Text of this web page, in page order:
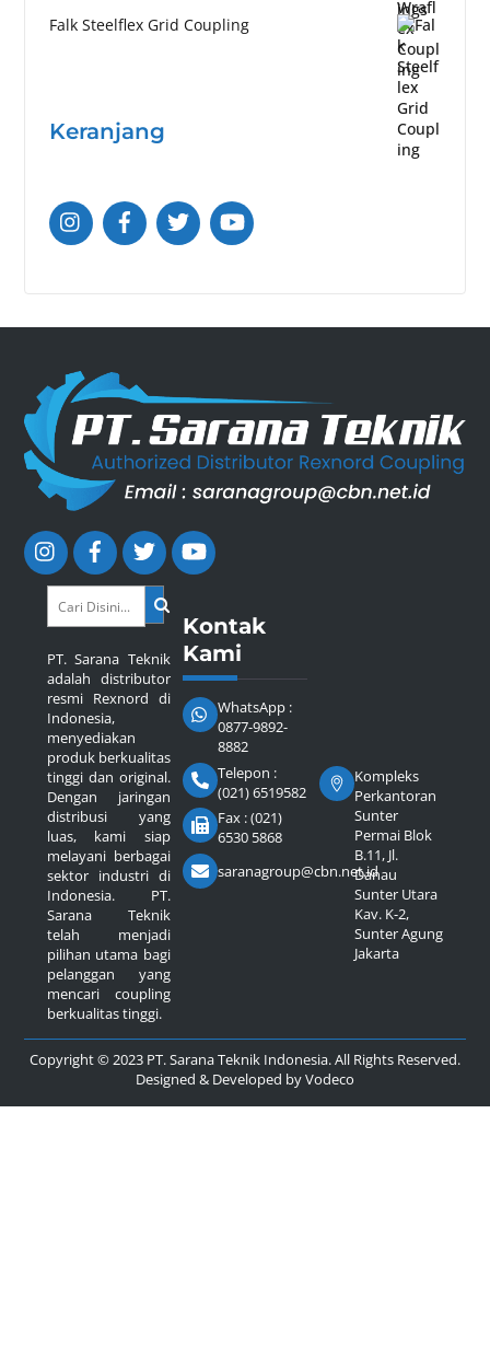
Falk Steelflex Grid Coupling
Keranjang
PT. Sarana Teknik
adalah distributor
resmi Rexnord di
Indonesia,
menyediakan
produk berkualitas
tinggi dan original.
Dengan jaringan
distribusi yang
luas, kami siap
melayani berbagai
sektor industri di
Indonesia. PT.
Sarana Teknik
telah menjadi
pilihan utama bagi
pelanggan yang
mencari coupling
berkualitas tinggi.
Kontak
Kami
WhatsApp :
0877-9892-
8882
Telepon :
(021) 6519582
Fax : (021)
6530 5868
saranagroup@cbn.net.id
Kompleks
Perkantoran
Sunter
Permai Blok
B.11, Jl.
Danau
Sunter Utara
Kav. K-2,
Sunter Agung
Jakarta
Copyright © 2023 PT. Sarana Teknik Indonesia. All Rights Reserved.
Designed & Developed byVodeco